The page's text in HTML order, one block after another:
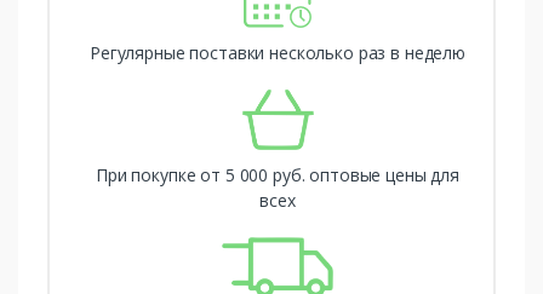
Регулярные поставки несколько раз в неделю
При покупке от 5 000 руб. оптовые цены для
всех